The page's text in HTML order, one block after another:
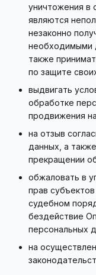
уничтожения в
являются
незаконно
необходимыми
также
по защите
выдвигать
обработке
продвижения
на отзыв
данных, а
прекращении
обжаловать в
прав
судебном
бездействие
персональных
на